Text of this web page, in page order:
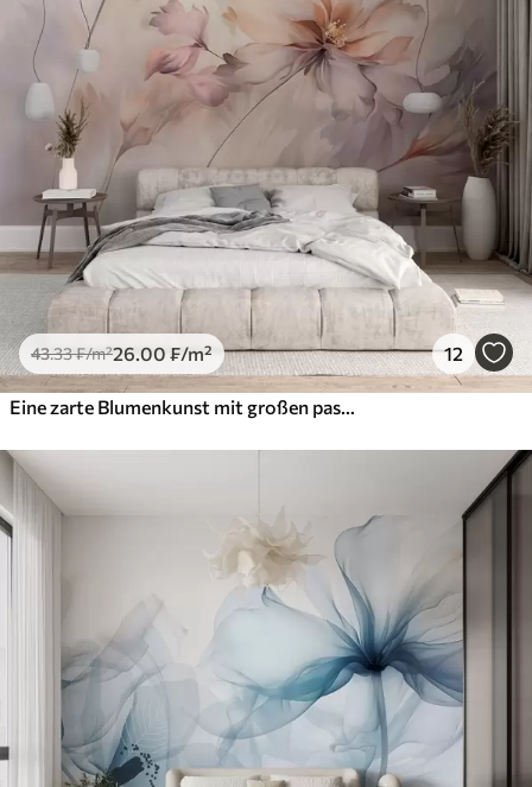
43.33₣/m²26 .00 ₣/m² 12